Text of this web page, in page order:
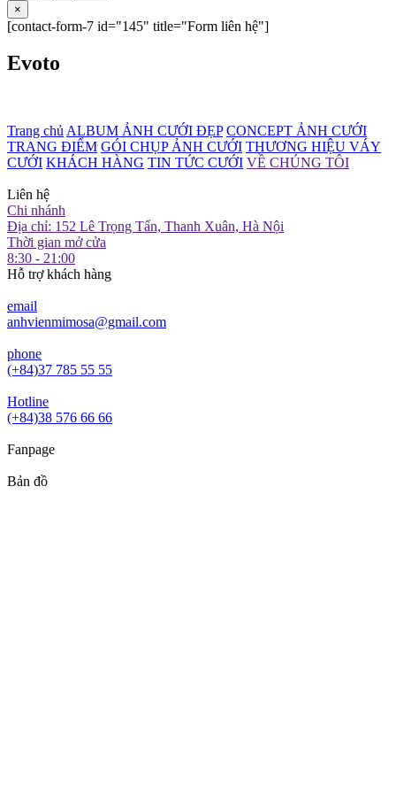
×
[contact-form-7 id="145" title="Form liên hệ"]
Evoto
Trang chủ ALBUM ẢNH CƯỚI ĐẸP CONCEPT ẢNH CƯỚI
TRANG ĐIỂM GÓI CHỤP ẢNH CƯỚI THƯƠNG HIỆU VÁY
CƯỚI KHÁCH HÀNG TIN TỨC CƯỚI VỀ CHÚNG TÔI
Liên hệ
Chi nhánh
Địa chỉ: 152 Lê Trọng Tấn, Thanh Xuân, Hà Nội
Thời gian mở cửa
8:30 - 21:00
Hỗ trợ khách hàng
email
anhvienmimosa@gmail.com
phone
(+84)37 785 55 55
Hotline
(+84)38 576 66 66
Fanpage
Bản đồ